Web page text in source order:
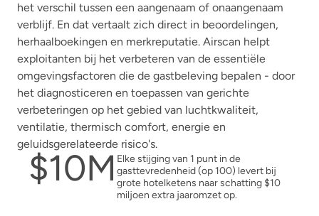
het verschil tussen een aangenaam of onaangenaam
verblijf. En dat vertaalt zich direct in beoordelingen,
herhaalboekingen en merkreputatie. Airscan helpt
exploitanten bij het verbeteren van de essentiële
omgevingsfactoren die de gastbeleving bepalen - door
het diagnosticeren en toepassen van gerichte
verbeteringen op het gebied van luchtkwaliteit,
ventilatie, thermisch comfort, energie en
geluidsgerelateerde risico's.
$10M Elke stijging van 1 punt in de
gasttevredenheid (op 100) levert bij
grote hotelketens naar schatting $10
miljoen extra jaaromzet op.